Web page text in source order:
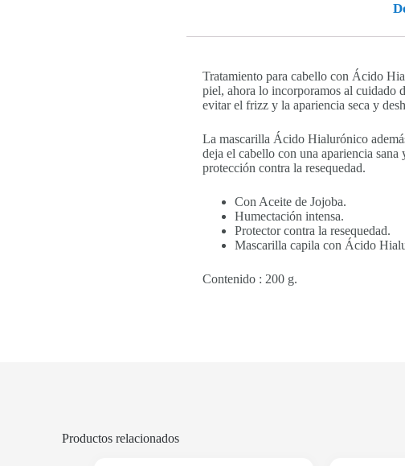
Tratamiento para cabello con Ácido
piel, ahora lo incorporamos al cuidado
evitar el frizz y la apariencia seca y
La mascarilla Ácido Hialurónico
deja el cabello con una apariencia
protección contra la resequedad.
Con Aceite de Jojoba.
Humectación intensa.
Protector contra la resequedad.
Mascarilla capila con Ácido
Contenido : 200 g.
Productos relacionados